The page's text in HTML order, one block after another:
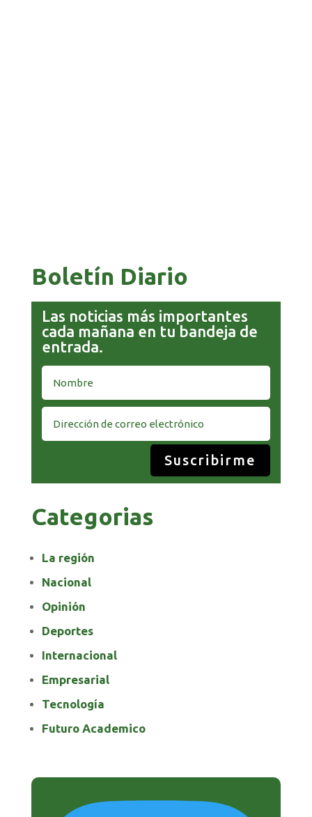
Boletín Diario
Las noticias más importantes
cada mañana en tu bandeja de
entrada.
Suscribirme
Categorias
La región
Nacional
Opinión
Deportes
Internacional
Empresarial
Tecnología
Futuro Academico